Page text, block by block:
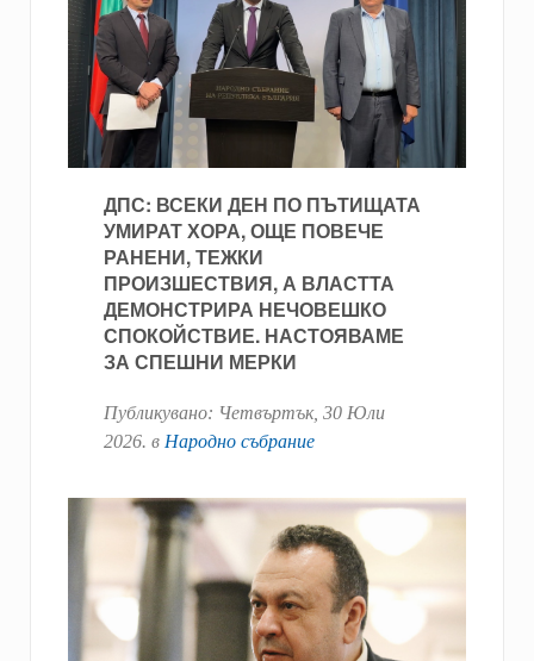
ДПС: ВСЕКИ ДЕН ПО ПЪТИЩАТА
УМИРАТ ХОРА, ОЩЕ ПОВЕЧЕ
РАНЕНИ, ТЕЖКИ
ПРОИЗШЕСТВИЯ, А ВЛАСТТА
ДЕМОНСТРИРА НЕЧОВЕШКО
СПОКОЙСТВИЕ. НАСТОЯВАМЕ
ЗА СПЕШНИ МЕРКИ
Публикувано: Четвъртък, 30 Юли
2026. в Народно събрание